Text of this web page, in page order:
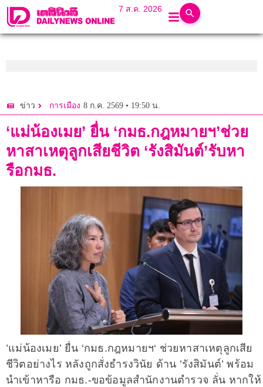
7 ส.ค. 2026
ข่าว การเมือง 8 ก.ค. 2569 • 19:50 น.
‘แม่น้องเมย’ ยื่น ‘กมธ.กฎหมายฯ’ช่วย
หาสาเหตุลูกเสียชีวิต ‘รังสิมันต์’รับหา
รือกมธ.
’แม่น้องเมย’ ยื่น ‘กมธ.กฎหมายฯ‘ ช่วยหาสาเหตุลูกเสีย
ชีวิตอย่างไร หลังถูกสั่งธำรงวินัย ด้าน ’รังสิมันต์’ พร้อม
นำเข้าหารือ กมธ.-ขอข้อมูลสำนักงานตำรวจ ลั่น หากให้